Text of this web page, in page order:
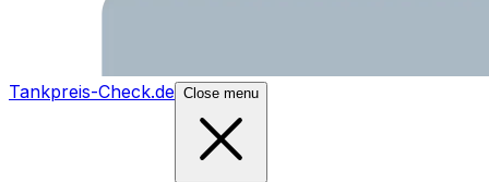
Tankpreis-Check.de Close menu